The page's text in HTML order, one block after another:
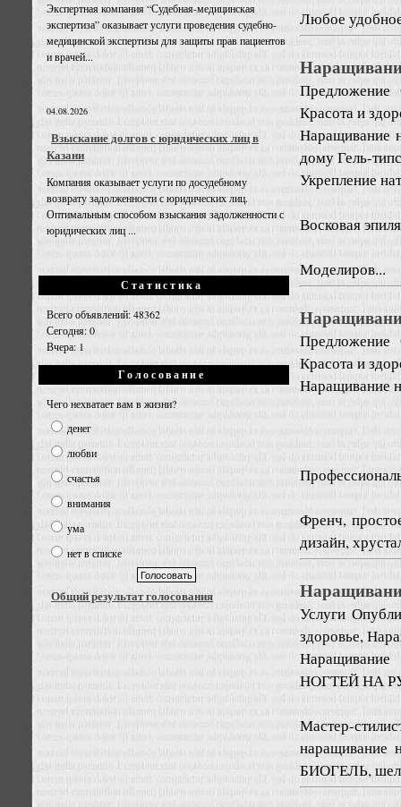
Экспертная компания “Судебная-медицинская
экспертиза” оказывает услуги проведения судебно-
медицинской экспертизы для защиты прав пациентов
и врачей...
04.08.2026
Взыскание долгов с юридических лиц в
Казани
Компания оказывает услуги по досудебному
возврату задолженности с юридических лиц.
Оптимальным способом взыскания задолженности с
юридических лиц ...
Статистика
Всего объявлений: 48362
Сегодня: 0
Вчера: 1
Голосование
Чего нехватает вам в жизни?
денег
любви
счастья
внимания
ума
нет в списке
Общий результат голосования
Любое
Предложение
Красота и
Наращивание
дому Гель-
Укрепление
Восковая
Моделиров...
Предложение
Красота и
Наращивание
Френч,
дизайн,
Услуги
здоровье,
НОГТЕЙ НА
Мастер-
наращивание
БИОГЕЛЬ,